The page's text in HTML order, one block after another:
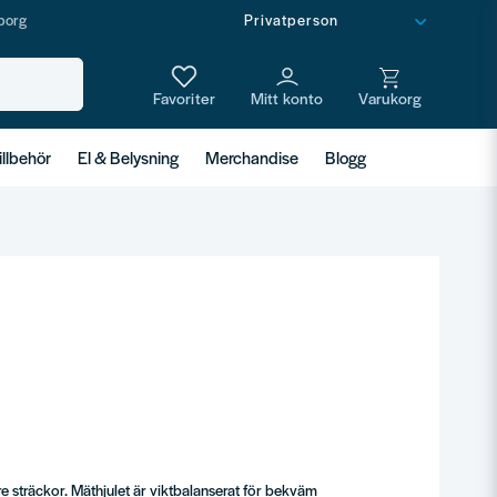
El & Belysning Merchandise Blogg
sträckor. Mäthjulet är viktbalanserat för bekväm